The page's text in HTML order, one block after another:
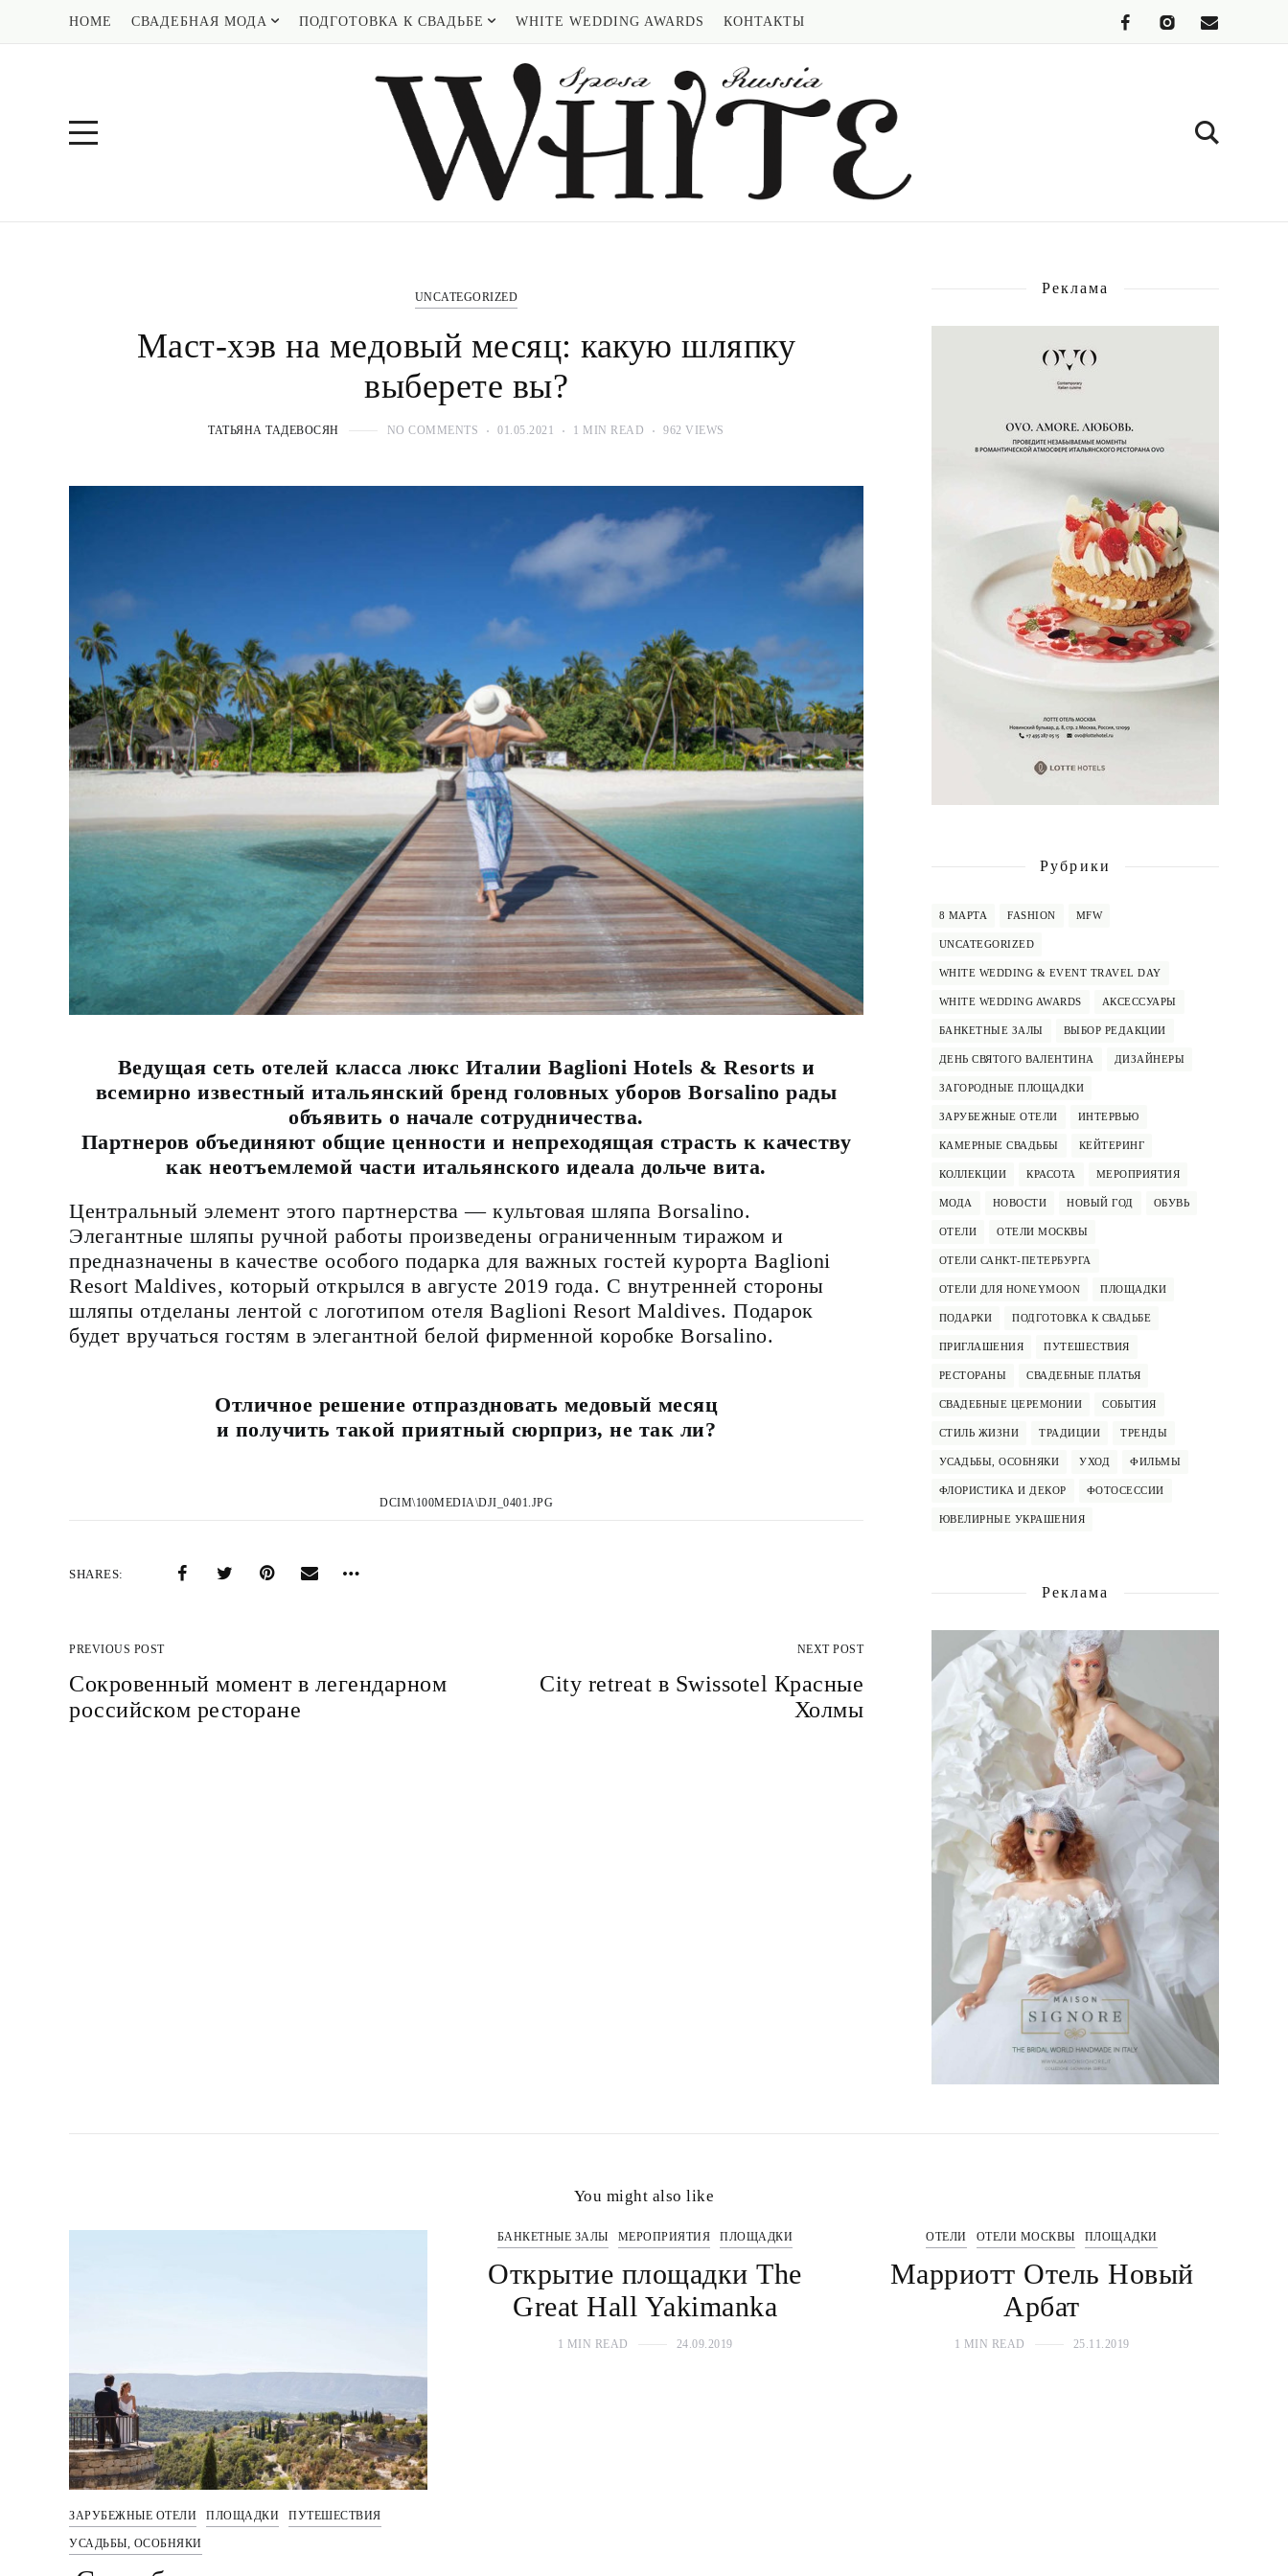
HOME СВАДЕБНАЯ МОДА ПОДГОТОВКА К СВАДЬБЕ WHITE WEDDING AWARDS КОНТАКТЫ
UNCATEGORIZED
Маст-хэв на медовый месяц: какую шляпку
выберете вы?
ТАТЬЯНА ТАДЕВОСЯН NO COMMENTS 01.05.2021 1 MIN READ 962 VIEWS
Ведущая сеть отелей класса люкс Италии Baglioni Hotels & Resorts и
всемирно известный итальянский бренд головных уборов Borsalino рады
объявить о начале сотрудничества.
Партнеров объединяют общие ценности и непреходящая страсть к качеству
как неотъемлемой части итальянского идеала дольче вита.
Центральный элемент этого партнерства — культовая шляпа Borsalino.
Элегантные шляпы ручной работы произведены ограниченным тиражом и
предназначены в качестве особого подарка для важных гостей курорта Baglioni
Resort Maldives, который открылся в августе 2019 года. С внутренней стороны
шляпы отделаны лентой с логотипом отеля Baglioni Resort Maldives. Подарок
будет вручаться гостям в элегантной белой фирменной коробке Borsalino.
Отличное решение отпраздновать медовый месяц
и получить такой приятный сюрприз, не так ли?
DCIM\100MEDIA\DJI_0401.JPG
SHARES
PREVIOUS POST
Сокровенный момент в легендарном
российском ресторане
NEXT POST
City retreat в Swissotel Красные
Холмы
Реклама
Рубрики
8 МАРТА FASHION MFW
UNCATEGORIZED
WHITE WEDDING & EVENT TRAVEL DAY
WHITE WEDDING AWARDS АКСЕССУАРЫ
БАНКЕТНЫЕ ЗАЛЫ ВЫБОР РЕДАКЦИИ
ДЕНЬ СВЯТОГО ВАЛЕНТИНА ДИЗАЙНЕРЫ
ЗАГОРОДНЫЕ ПЛОЩАДКИ
ЗАРУБЕЖНЫЕ ОТЕЛИ ИНТЕРВЬЮ
КАМЕРНЫЕ СВАДЬБЫ КЕЙТЕРИНГ
КОЛЛЕКЦИИ КРАСОТА МЕРОПРИЯТИЯ
МОДА НОВОСТИ НОВЫЙ ГОД ОБУВЬ
ОТЕЛИ ОТЕЛИ МОСКВЫ
ОТЕЛИ САНКТ-ПЕТЕРБУРГА
ОТЕЛИ ДЛЯ HONEYMOON ПЛОЩАДКИ
ПОДАРКИ ПОДГОТОВКА К СВАДЬБЕ
ПРИГЛАШЕНИЯ ПУТЕШЕСТВИЯ
РЕСТОРАНЫ СВАДЕБНЫЕ ПЛАТЬЯ
СВАДЕБНЫЕ ЦЕРЕМОНИИ СОБЫТИЯ
СТИЛЬ ЖИЗНИ ТРАДИЦИИ ТРЕНДЫ
УСАДЬБЫ, ОСОБНЯКИ УХОД ФИЛЬМЫ
ФЛОРИСТИКА И ДЕКОР ФОТОСЕССИИ
ЮВЕЛИРНЫЕ УКРАШЕНИЯ
Реклама
You might also like
ЗАРУБЕЖНЫЕ ОТЕЛИ ПЛОЩАДКИ ПУТЕШЕСТВИЯ
УСАДЬБЫ, ОСОБНЯКИ
БАНКЕТНЫЕ ЗАЛЫ МЕРОПРИЯТИЯ ПЛОЩАДКИ
Открытие площадки The
Great Hall Yakimanka
1 MIN READ 24.09.2019
ОТЕЛИ ОТЕЛИ МОСКВЫ ПЛОЩАДКИ
Марриотт Отель Новый
Арбат
1 MIN READ 25.11.2019